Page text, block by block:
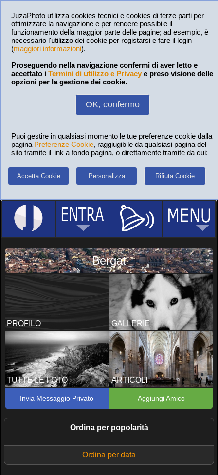
JuzaPhoto utilizza cookies tecnici e cookies di terze parti per
ottimizzare la navigazione e per rendere possibile il
funzionamento della maggior parte delle pagine; ad esempio, è
necessario l'utilizzo dei cookie per registarsi e fare il login
(maggiori informazioni).
Proseguendo nella navigazione confermi di aver letto e
accettato i Termini di utilizzo e Privacy e preso visione delle
opzioni per la gestione dei cookie.
OK, confermo
Puoi gestire in qualsiasi momento le tue preferenze cookie dalla
pagina Preferenze Cookie, raggiugibile da qualsiasi pagina del
sito tramite il link a fondo pagina, o direttamente tramite da qui:
Accetta Cookie Personalizza Rifiuta Cookie
Bergat
PROFILO GALLERIE
TUTTE LE FOTO ARTICOLI
Invia Messaggio Privato Aggiungi Amico
Ordina per popolarità
Ordina per data